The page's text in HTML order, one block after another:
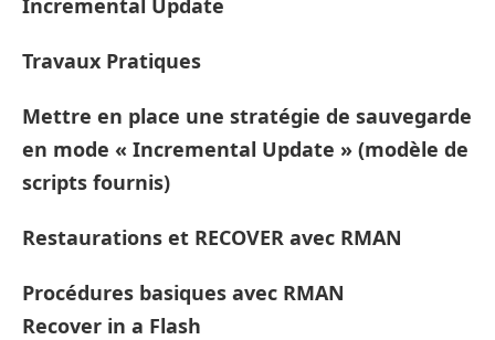
Incremental Update
Travaux Pratiques
Mettre en place une stratégie de sauvegarde
en mode « Incremental Update » (modèle de
scripts fournis)
Restaurations et RECOVER avec RMAN
Procédures basiques avec RMAN
Recover in a Flash